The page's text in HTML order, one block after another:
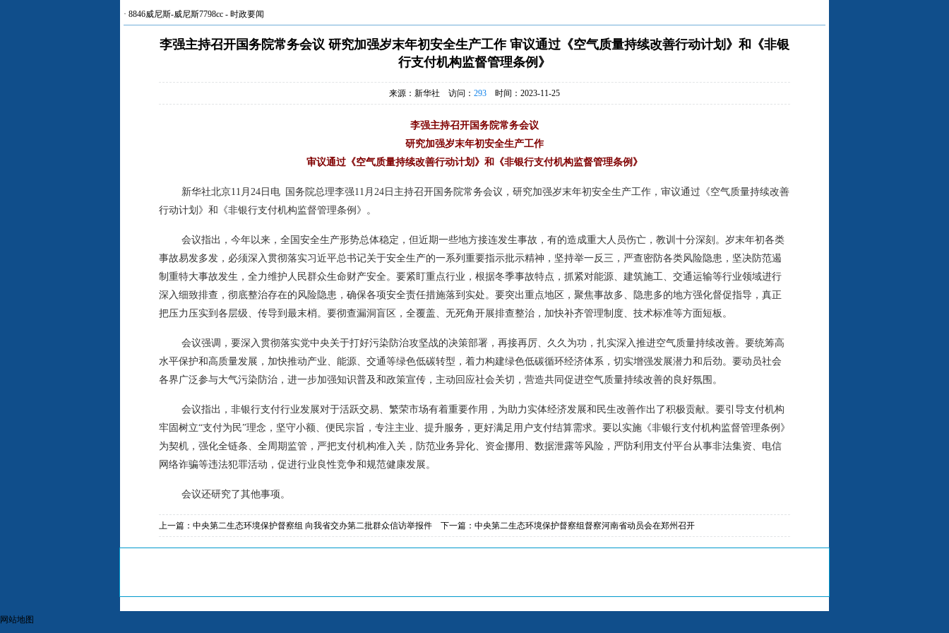
· 8846威尼斯-威尼斯7798cc - 时政要闻
李强主持召开国务院常务会议 研究加强岁末年初安全生产工作 审议通过《空气质量持续改善行动计划》和《非银
行支付机构监督管理条例》
来源：新华社 访问： 293 时间：2023-11-25
李强主持召开国务院常务会议
研究加强岁末年初安全生产工作
审议通过《空气质量持续改善行动计划》和《非银行支付机构监督管理条例》
新华社北京11月24日电 国务院总理李强11月24日主持召开国务院常务会议，研究加强岁末年初安全生产工作，审议通过《空气质量持续改善
行动计划》和《非银行支付机构监督管理条例》。
会议指出，今年以来，全国安全生产形势总体稳定，但近期一些地方接连发生事故，有的造成重大人员伤亡，教训十分深刻。岁末年初各类
事故易发多发，必须深入贯彻落实习近平总书记关于安全生产的一系列重要指示批示精神，坚持举一反三，严查密防各类风险隐患，坚决防范遏
制重特大事故发生，全力维护人民群众生命财产安全。要紧盯重点行业，根据冬季事故特点，抓紧对能源、建筑施工、交通运输等行业领域进行
深入细致排查，彻底整治存在的风险隐患，确保各项安全责任措施落到实处。要突出重点地区，聚焦事故多、隐患多的地方强化督促指导，真正
把压力压实到各层级、传导到最末梢。要彻查漏洞盲区，全覆盖、无死角开展排查整治，加快补齐管理制度、技术标准等方面短板。
会议强调，要深入贯彻落实党中央关于打好污染防治攻坚战的决策部署，再接再厉、久久为功，扎实深入推进空气质量持续改善。要统筹高
水平保护和高质量发展，加快推动产业、能源、交通等绿色低碳转型，着力构建绿色低碳循环经济体系，切实增强发展潜力和后劲。要动员社会
各界广泛参与大气污染防治，进一步加强知识普及和政策宣传，主动回应社会关切，营造共同促进空气质量持续改善的良好氛围。
会议指出，非银行支付行业发展对于活跃交易、繁荣市场有着重要作用，为助力实体经济发展和民生改善作出了积极贡献。要引导支付机构
牢固树立“支付为民”理念，坚守小额、便民宗旨，专注主业、提升服务，更好满足用户支付结算需求。要以实施《非银行支付机构监督管理条例》
为契机，强化全链条、全周期监管，严把支付机构准入关，防范业务异化、资金挪用、数据泄露等风险，严防利用支付平台从事非法集资、电信
网络诈骗等违法犯罪活动，促进行业良性竞争和规范健康发展。
会议还研究了其他事项。
上一篇： 中央第二生态环境保护督察组 向我省交办第二批群众信访举报件 下一篇： 中央第二生态环境保护督察组督察河南省动员会在郑州召开
网站地图